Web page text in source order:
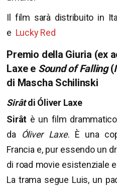
Il film sarà distribuito in
e Lucky Red
Premio della Giuria (ex
Laxe e Sound of Falling(
di Mascha Schilinski
Sirâtdi Óliver Laxe
Sirât è un film
da
Óliver Laxe. È una
Francia e, pur essendo un
di road movie esistenziale
La trama segue Luis, un